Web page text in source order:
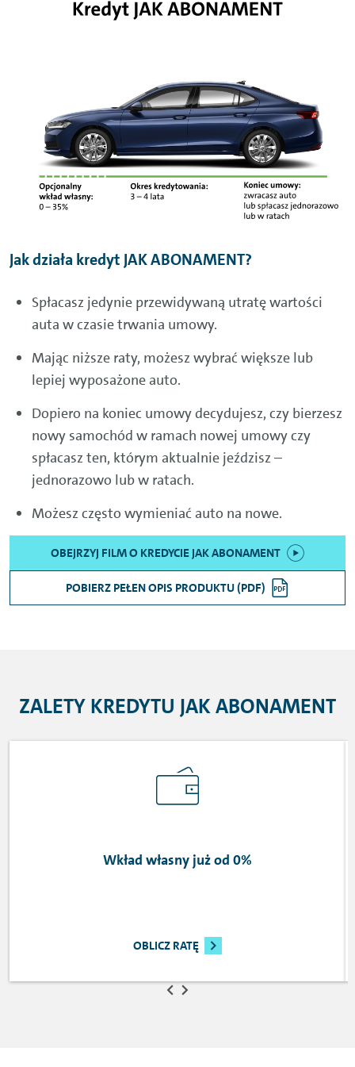
Jak działa kredyt JAK ABONAMENT?
Spłacasz jedynie przewidywaną utratę wartości
auta w czasie trwania umowy.
Mając niższe raty, możesz wybrać większe lub
lepiej wyposażone auto.
Dopiero na koniec umowy decydujesz, czy bierzesz
nowy samochód w ramach nowej umowy czy
spłacasz ten, którym aktualnie jeździsz –
jednorazowo lub w ratach.
Możesz często wymieniać auto na nowe.
OBEJRZYJ FILM O KREDYCIE JAK ABONAMENT
POBIERZ PEŁEN OPIS PRODUKTU (PDF)
ZALETY KREDYTU JAK ABONAMENT
Wkład własny już od 0%
OBLICZ RATĘ